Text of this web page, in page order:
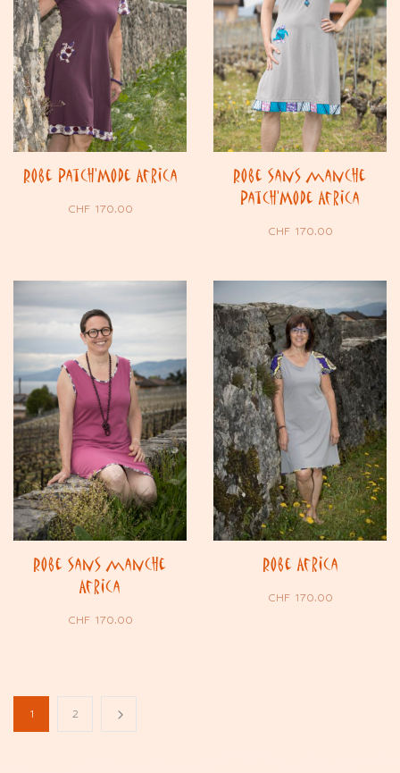
Robe Patch’Mode Africa
CHF170.00
Robe sans manche
Patch’Mode Africa
CHF170.00
Robe sans manche
Africa
CHF170.00
Robe Africa
CHF170.00
1 2